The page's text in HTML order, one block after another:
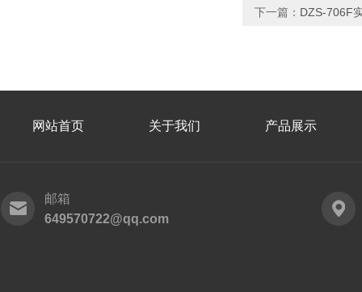
下一篇： DZS-706F
网站首页 关于我们 产品展示
邮箱
649570722@qq.com